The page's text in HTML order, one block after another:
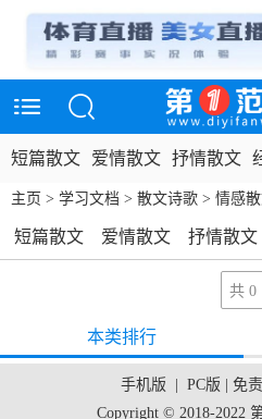
短篇散文 爱情散文 抒情散文
主页 > 学习文档 > 散文诗歌 > 情感
短篇散文 爱情散文 抒情散文
网络散文
共 0
条记
录
本类排行
手机版 | PC版 | 免
Copyright © 2018-2022